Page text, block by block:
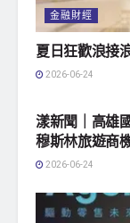
金融財經
夏日狂歡浪接
2026-06-24
漾新聞｜高雄
穆斯林旅遊商
2026-06-24